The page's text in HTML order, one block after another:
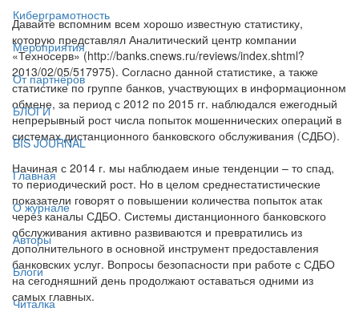
Киберграмотность
Мероприятия
От партнёров
БЛОГИ
BIS JOURNAL
Главная
О журнале
Авторы
Блоги
Читалка
Давайте вспомним всем хорошо известную статистику,
которую представлял Аналитический центр компании
«Техносерв» (http://banks.cnews.ru/reviews/index.shtml?
2013/02/05/517975). Согласно данной статистике, а также
статистике по группе банков, участвующих в информационном
обмене, за период с 2012 по 2015 гг. наблюдался ежегодный
непрерывный рост числа попыток мошеннических операций в
системах дистанционного банковского обслуживания (СДБО).
Начиная с 2014 г. мы наблюдаем иные тенденции – то спад,
то периодический рост. Но в целом среднестатистические
показатели говорят о повышении количества попыток атак
через каналы СДБО. Системы дистанционного банковского
обслуживания активно развиваются и превратились из
дополнительного в основной инструмент предоставления
банковских услуг. Вопросы безопасности при работе с СДБО
на сегодняшний день продолжают оставаться одними из
самых главных.